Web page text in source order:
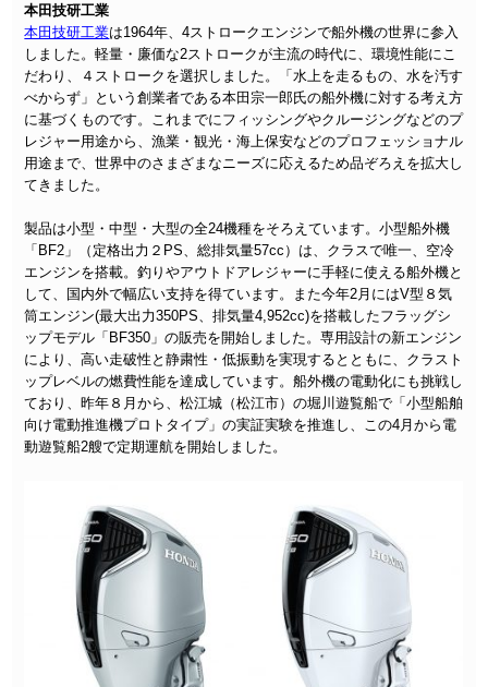
本田技研工業
本田技研工業は1964年、4ストロークエンジンで船外機の世界に参入
しました。軽量・廉価な2ストロークが主流の時代に、環境性能にこ
だわり、４ストロークを選択しました。「水上を走るもの、水を汚す
べからず」という創業者である本田宗一郎氏の船外機に対する考え方
に基づくものです。これまでにフィッシングやクルージングなどのプ
レジャー用途から、漁業・観光・海上保安などのプロフェッショナル
用途まで、世界中のさまざまなニーズに応えるため品ぞろえを拡大し
てきました。
製品は小型・中型・大型の全24機種をそろえています。小型船外機
「BF2」（定格出力２PS、総排気量57cc）は、クラスで唯一、空冷
エンジンを搭載。釣りやアウトドアレジャーに手軽に使える船外機と
して、国内外で幅広い支持を得ています。また今年2月にはV型８気
筒エンジン(最大出力350PS、排気量4,952cc)を搭載したフラッグシ
ップモデル「BF350」の販売を開始しました。専用設計の新エンジン
により、高い走破性と静粛性・低振動を実現するとともに、クラスト
ップレベルの燃費性能を達成しています。船外機の電動化にも挑戦し
ており、昨年８月から、松江城（松江市）の堀川遊覧船で「小型船舶
向け電動推進機プロトタイプ」の実証実験を推進し、この4月から電
動遊覧船2艘で定期運航を開始しました。